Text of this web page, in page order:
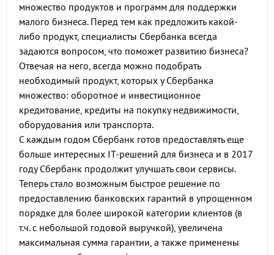
множество продуктов и программ для поддержки
малого бизнеса. Перед тем как предложить какой-
либо продукт, специалисты Сбербанка всегда
задаются вопросом, что поможет развитию бизнеса?
Отвечая на него, всегда можно подобрать
необходимый продукт, которых у Сбербанка
множество: оборотное и инвестиционное
кредитование, кредиты на покупку недвижимости,
оборудования или транспорта.
С каждым годом Сбербанк готов предоставлять еще
больше интересных IТ-решений для бизнеса и в 2017
году Сбербанк продолжит улучшать свои сервисы.
Теперь стало возможным быстрое решение по
предоставлению банковских гарантий в упрощенном
порядке для более широкой категории клиентов (в
т.ч. с небольшой годовой выручкой), увеличена
максимальная сумма гарантии, а также применены